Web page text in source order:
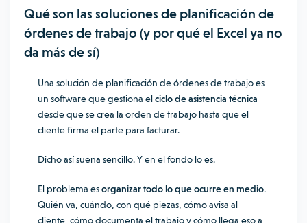
Qué son las soluciones de planificación de
órdenes de trabajo (y por qué el Excel ya no
da más de sí)
Una solución de planificación de órdenes de trabajo es
un software que gestiona elciclo de asistencia técnica
desde que se crea la orden de trabajo hasta que el
cliente firma el parte para facturar.
Dicho así suena sencillo. Y en el fondo lo es.
El problema esorganizar todo lo que ocurre en medio.
Quién va, cuándo, con qué piezas, cómo avisa al
cliente, cómo documenta el trabajo y cómo llega eso a